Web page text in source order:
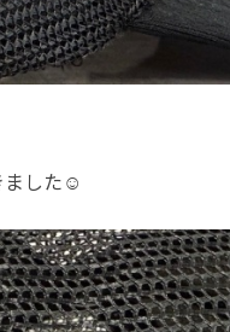
ました☺